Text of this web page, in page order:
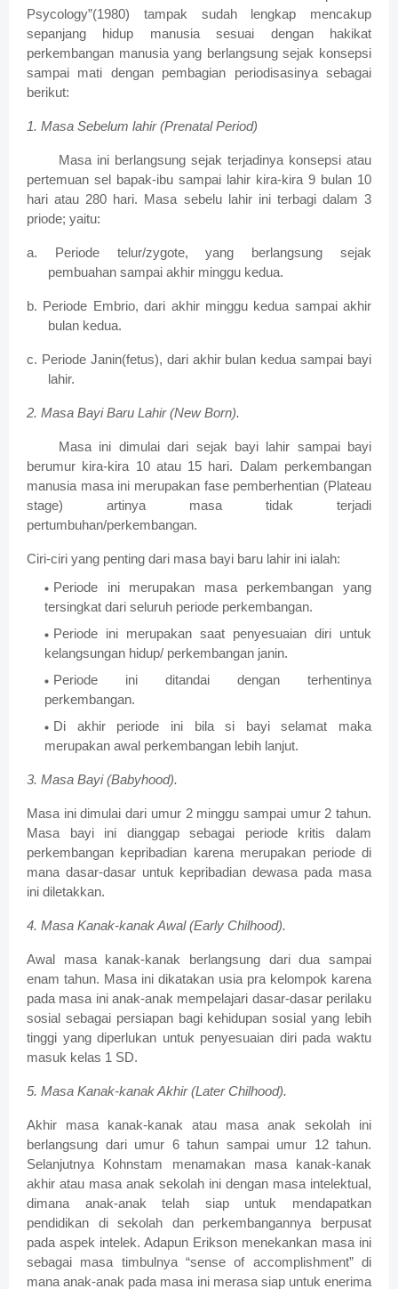
Psycology”(1980) tampak sudah lengkap mencakup
sepanjang hidup manusia sesuai dengan hakikat
perkembangan manusia yang berlangsung sejak konsepsi
sampai mati dengan pembagian periodisasinya sebagai
berikut:
1. Masa Sebelum lahir (Prenatal Period)
Masa ini berlangsung sejak terjadinya konsepsi atau
pertemuan sel bapak-ibu sampai lahir kira-kira 9 bulan 10
hari atau 280 hari. Masa sebelu lahir ini terbagi dalam 3
priode; yaitu:
a. Periode telur/zygote, yang berlangsung sejak
pembuahan sampai akhir minggu kedua.
b. Periode Embrio, dari akhir minggu kedua sampai akhir
bulan kedua.
c. Periode Janin(fetus), dari akhir bulan kedua sampai bayi
lahir.
2. Masa Bayi Baru Lahir (New Born).
Masa ini dimulai dari sejak bayi lahir sampai bayi
berumur kira-kira 10 atau 15 hari. Dalam perkembangan
manusia masa ini merupakan fase pemberhentian (Plateau
stage) artinya masa tidak terjadi
pertumbuhan/perkembangan.
Ciri-ciri yang penting dari masa bayi baru lahir ini ialah:
Periode ini merupakan masa perkembangan yang
tersingkat dari seluruh periode perkembangan.
Periode ini merupakan saat penyesuaian diri untuk
kelangsungan hidup/ perkembangan janin.
Periode ini ditandai dengan terhentinya
perkembangan.
Di akhir periode ini bila si bayi selamat maka
merupakan awal perkembangan lebih lanjut.
3. Masa Bayi (Babyhood).
Masa ini dimulai dari umur 2 minggu sampai umur 2 tahun.
Masa bayi ini dianggap sebagai periode kritis dalam
perkembangan kepribadian karena merupakan periode di
mana dasar-dasar untuk kepribadian dewasa pada masa
ini diletakkan.
4. Masa Kanak-kanak Awal (Early Chilhood).
Awal masa kanak-kanak berlangsung dari dua sampai
enam tahun. Masa ini dikatakan usia pra kelompok karena
pada masa ini anak-anak mempelajari dasar-dasar perilaku
sosial sebagai persiapan bagi kehidupan sosial yang lebih
tinggi yang diperlukan untuk penyesuaian diri pada waktu
masuk kelas 1 SD.
5. Masa Kanak-kanak Akhir (Later Chilhood).
Akhir masa kanak-kanak atau masa anak sekolah ini
berlangsung dari umur 6 tahun sampai umur 12 tahun.
Selanjutnya Kohnstam menamakan masa kanak-kanak
akhir atau masa anak sekolah ini dengan masa intelektual,
dimana anak-anak telah siap untuk mendapatkan
pendidikan di sekolah dan perkembangannya berpusat
pada aspek intelek. Adapun Erikson menekankan masa ini
sebagai masa timbulnya “sense of accomplishment” di
mana anak-anak pada masa ini merasa siap untuk enerima